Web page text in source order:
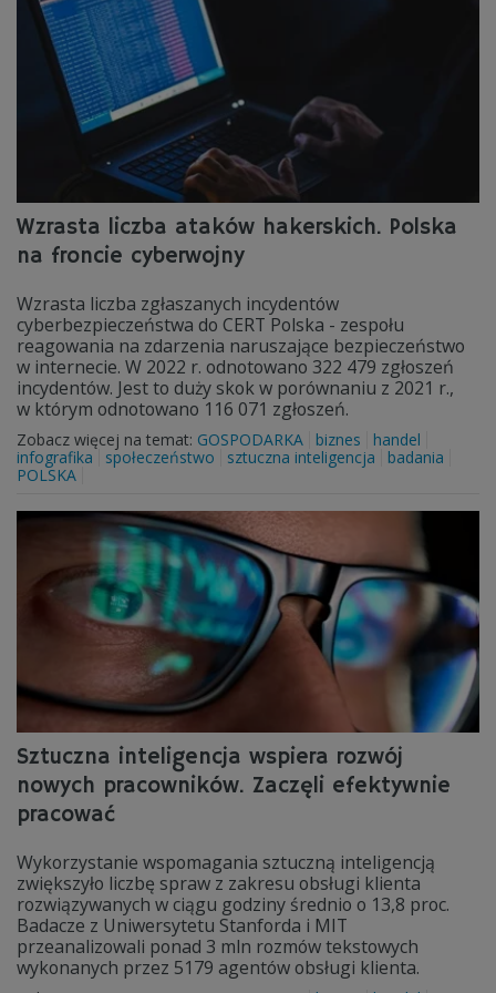
Wzrasta liczba ataków hakerskich. Polska
na froncie cyberwojny
Wzrasta liczba zgłaszanych incydentów
cyberbezpieczeństwa do CERT Polska - zespołu
reagowania na zdarzenia naruszające bezpieczeństwo
w internecie. W 2022 r. odnotowano 322 479 zgłoszeń
incydentów. Jest to duży skok w porównaniu z 2021 r.,
w którym odnotowano 116 071 zgłoszeń.
Zobacz więcej na temat: GOSPODARKA biznes
handel
infografika
społeczeństwo sztuczna inteligencja
badania
POLSKA
Sztuczna inteligencja wspiera rozwój
nowych pracowników. Zaczęli efektywnie
pracować
Wykorzystanie wspomagania sztuczną inteligencją
zwiększyło liczbę spraw z zakresu obsługi klienta
rozwiązywanych w ciągu godziny średnio o 13,8 proc.
Badacze z Uniwersytetu Stanforda i MIT
przeanalizowali ponad 3 mln rozmów tekstowych
wykonanych przez 5179 agentów obsługi klienta.